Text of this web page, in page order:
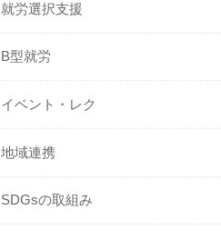
就労選択支援
B型就労
イベント・レク
地域連携
SDGsの取組み